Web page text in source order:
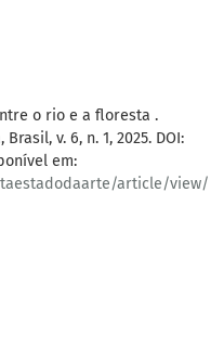
o rio e a floresta .
v. 6, n. 1, 2025. DOI:
em:
article/view/